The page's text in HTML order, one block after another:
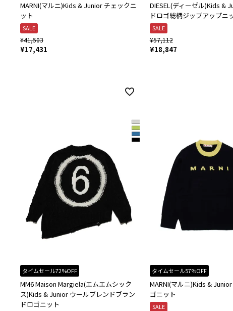
MARNI(マルニ)Kids & Junior チェックニ
ット
SALE
¥41,503
¥17,431
DIESEL(ディーゼル)Kids &
ドロゴ総柄ジップアップニ
SALE
¥57,112
¥18,847
タイムセール72%OFF
MM6 Maison Margiela(エムエムシック
ス)Kids & Junior ウールブレンドブラン
ドロゴニット
タイムセール57%OFF
MARNI(マルニ)Kids &
ゴニット
SALE